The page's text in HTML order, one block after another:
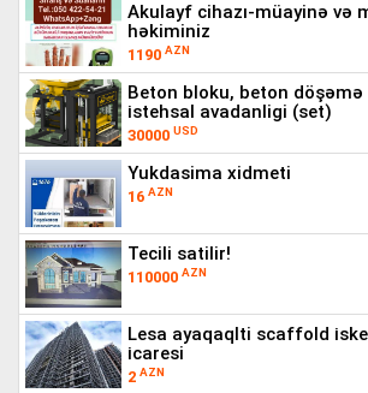
akulayf cihazı-müayinə və müalicəedici ev
həkiminiz
1190 AZN
beton bloku, beton döşəmə daşi və bordür
i̇stehsal avadanligi (set)
30000 USD
yukdasima xidmeti
16 AZN
tecili satilir!
110000 AZN
lesa ayaqaqlti scaffold i̇skele qalıp satış ve i̇
caresi
2 AZN